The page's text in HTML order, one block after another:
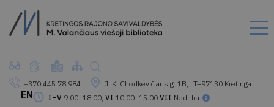
+370 445 78 984
J. K. Chodkevičiaus g. 1B, LT–97130 Kretinga
I–V 9.00–18.00, VI 10.00–15.00 VII Nedirba
EN